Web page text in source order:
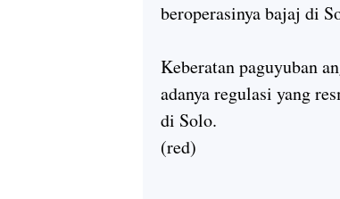
beroperasinya bajaj di
Keberatan paguyuban
adanya regulasi yang
di Solo.
(red)